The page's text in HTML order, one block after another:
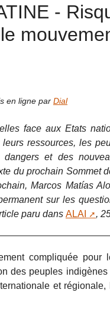
-
en ligne par Dial
face aux Etats
ressources, les
et des
du prochain Sommet
Marcos Matías
sur les
paru dans ALAI ,
compliquée pour
des peuples
et régionale,